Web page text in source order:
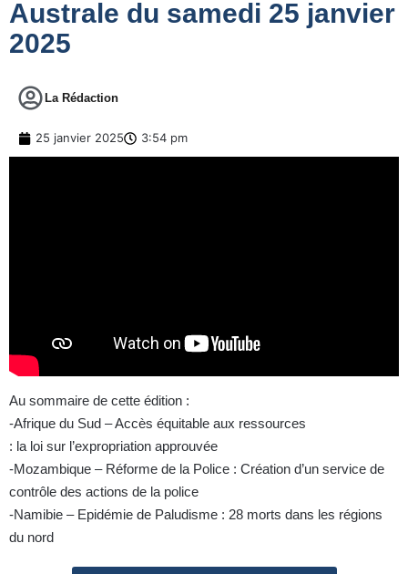
Australe du samedi 25 janvier
2025
La Rédaction
25 janvier 2025 3:54 pm
Au sommaire de cette édition :
-Afrique du Sud – Accès équitable aux ressources
: la loi sur l’expropriation approuvée
-Mozambique – Réforme de la Police : Création d’un service de
contrôle des actions de la police
-Namibie – Epidémie de Paludisme : 28 morts dans les régions
du nord